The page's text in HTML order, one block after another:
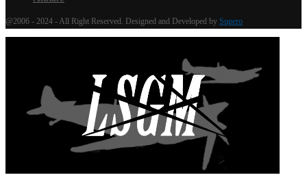
@2006 - 2024 - All Right Reserved. Designed and Developed by Supero